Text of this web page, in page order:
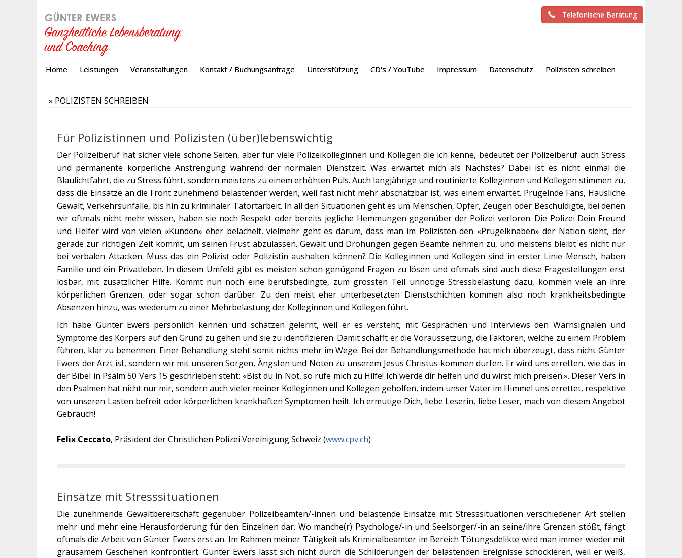
Telefonische Beratung
Home Leistungen Veranstaltungen Kontakt / Buchungsanfrage Unterstützung CD's / YouTube Impressum Datenschutz Polizisten schreiben
» POLIZISTEN SCHREIBEN
Für Polizistinnen und Polizisten (über)lebenswichtig
Der Polizeiberuf hat sicher viele schöne Seiten, aber für viele Polizeikolleginnen und Kollegen die ich kenne, bedeutet der Polizeiberuf auch Stress
und permanente körperliche Anstrengung während der normalen Dienstzeit. Was erwartet mich als Nächstes? Dabei ist es nicht einmal die
Blaulichtfahrt, die zu Stress führt, sondern meistens zu einem erhöhten Puls. Auch langjährige und routinierte Kolleginnen und Kollegen stimmen zu,
dass die Einsätze an die Front zunehmend belastender werden, weil fast nicht mehr abschätzbar ist, was einem erwartet. Prügelnde Fans, Häusliche
Gewalt, Verkehrsunfälle, bis hin zu kriminaler Tatortarbeit. In all den Situationen geht es um Menschen, Opfer, Zeugen oder Beschuldigte, bei denen
wir oftmals nicht mehr wissen, haben sie noch Respekt oder bereits jegliche Hemmungen gegenüber der Polizei verloren. Die Polizei Dein Freund
und Helfer wird von vielen «Kunden» eher belächelt, vielmehr geht es darum, dass man im Polizisten den «Prügelknaben» der Nation sieht, der
gerade zur richtigen Zeit kommt, um seinen Frust abzulassen. Gewalt und Drohungen gegen Beamte nehmen zu, und meistens bleibt es nicht nur
bei verbalen Attacken. Muss das ein Polizist oder Polizistin aushalten können? Die Kolleginnen und Kollegen sind in erster Linie Mensch, haben
Familie und ein Privatleben. In diesem Umfeld gibt es meisten schon genügend Fragen zu lösen und oftmals sind auch diese Fragestellungen erst
lösbar, mit zusätzlicher Hilfe. Kommt nun noch eine berufsbedingte, zum grössten Teil unnötige Stressbelastung dazu, kommen viele an ihre
körperlichen Grenzen, oder sogar schon darüber. Zu den meist eher unterbesetzten Dienstschichten kommen also noch krankheitsbedingte
Absenzen hinzu, was wiederum zu einer Mehrbelastung der Kolleginnen und Kollegen führt.
Ich habe Günter Ewers persönlich kennen und schätzen gelernt, weil er es versteht, mit Gesprächen und Interviews den Warnsignalen und
Symptome des Körpers auf den Grund zu gehen und sie zu identifizieren. Damit schafft er die Voraussetzung, die Faktoren, welche zu einem Problem
führen, klar zu benennen. Einer Behandlung steht somit nichts mehr im Wege. Bei der Behandlungsmethode hat mich überzeugt, dass nicht Günter
Ewers der Arzt ist, sondern wir mit unseren Sorgen, Ängsten und Nöten zu unserem Jesus Christus kommen dürfen. Er wird uns erretten, wie das in
der Bibel in Psalm 50 Vers 15 geschrieben steht: «Bist du in Not, so rufe mich zu Hilfe! Ich werde dir helfen und du wirst mich preisen.». Dieser Vers in
den Psalmen hat nicht nur mir, sondern auch vieler meiner Kolleginnen und Kollegen geholfen, indem unser Vater im Himmel uns errettet, respektive
von unseren Lasten befreit oder körperlichen krankhaften Symptomen heilt. Ich ermutige Dich, liebe Leserin, liebe Leser, mach von diesem Angebot
Gebrauch!
Felix Ceccato, Präsident der Christlichen Polizei Vereinigung Schweiz (www.cpv.ch)
Einsätze mit Stresssituationen
Die zunehmende Gewaltbereitschaft gegenüber Polizeibeamten/-innen und belastende Einsätze mit Stresssituationen verschiedener Art stellen
mehr und mehr eine Herausforderung für den Einzelnen dar. Wo manche(r) Psychologe/-in und Seelsorger/-in an seine/ihre Grenzen stößt, fängt
oftmals die Arbeit von Günter Ewers erst an. Im Rahmen meiner Tätigkeit als Kriminalbeamter im Bereich Tötungsdelikte wird man immer wieder mit
grausamem Geschehen konfrontiert. Günter Ewers lässt sich nicht durch die Schilderungen der belastenden Ereignisse schockieren, weil er weiß,